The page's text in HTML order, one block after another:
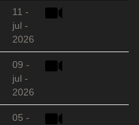
11 -
jul -
2026
09 -
jul -
2026
05 -